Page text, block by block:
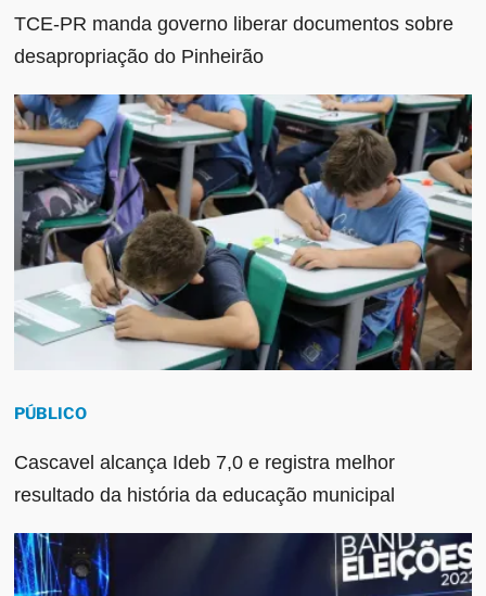
TCE-PR manda governo liberar documentos sobre
desapropriação do Pinheirão
PÚBLICO
Cascavel alcança Ideb 7,0 e registra melhor
resultado da história da educação municipal